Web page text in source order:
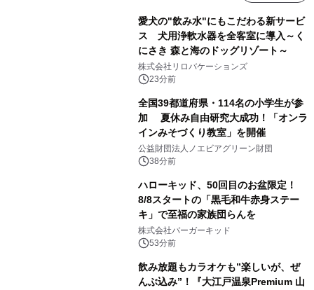
愛犬の"飲み水"にもこだわる新サービ
ス 犬用浄軟水器を全客室に導入～く
にさき 森と海のドッグリゾート～
株式会社リロバケーションズ
23分前
全国39都道府県・114名の小学生が参
加 夏休み自由研究大成功！「オンラ
インみそづくり教室」を開催
公益財団法人ノエビアグリーン財団
38分前
ハローキッド、50回目のお盆限定！
8/8スタートの「黒毛和牛赤身ステー
キ」で至福の家族団らんを
株式会社バーガーキッド
53分前
飲み放題もカラオケも”楽しいが、ぜ
んぶ込み”！『大江戸温泉Premium 山